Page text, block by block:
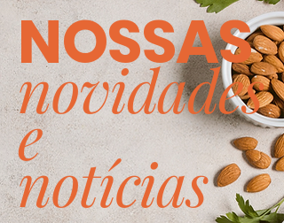
NOSSAS
novidades
e
notícias